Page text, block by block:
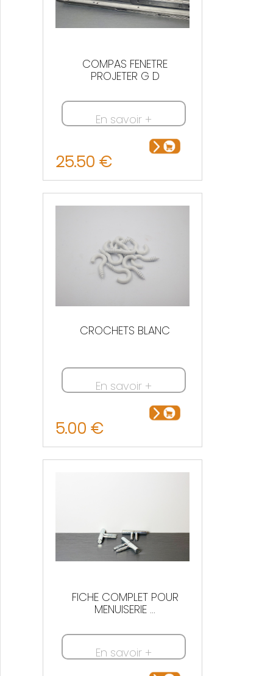
COMPAS FENETRE
PROJETER G D
En savoir +
25.50 €
CROCHETS BLANC
En savoir +
5.00 €
FICHE COMPLET POUR
MENUISERIE ...
En savoir +